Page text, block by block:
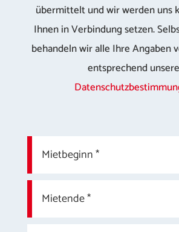
übermittelt und wir werden uns
Ihnen in Verbindung setzen.
behandeln wir alle Ihre Angaben
entsprechend